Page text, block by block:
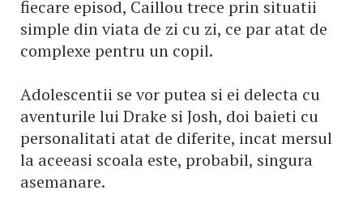
fiecare episod, Caillou trece prin situatii
simple din viata de zi cu zi, ce par atat de
complexe pentru un copil.
Adolescentii se vor putea si ei delecta cu
aventurile lui Drake si Josh, doi baieti cu
personalitati atat de diferite, incat mersul
la aceeasi scoala este, probabil, singura
asemanare.